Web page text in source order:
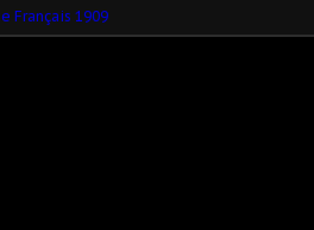
Français 1909